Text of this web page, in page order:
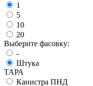
1
5
10
20
Выберите фасовку:
-
Штука
ТАРА
Канистра ПНД